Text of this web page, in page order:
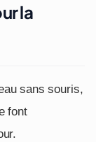
la
sans souris,
font